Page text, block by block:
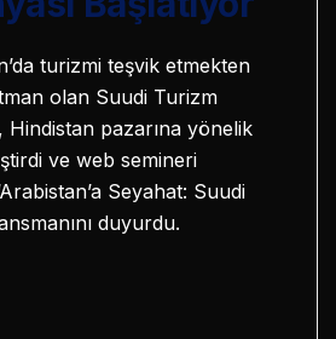
turizmi teşvik etmekten
olan Suudi Turizm
Hindistan pazarına yönelik
ve web semineri
Seyahat: Suudi
duyurdu.